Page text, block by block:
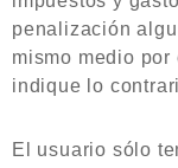
penalización
mismo medio
indique lo
El usuario sólo